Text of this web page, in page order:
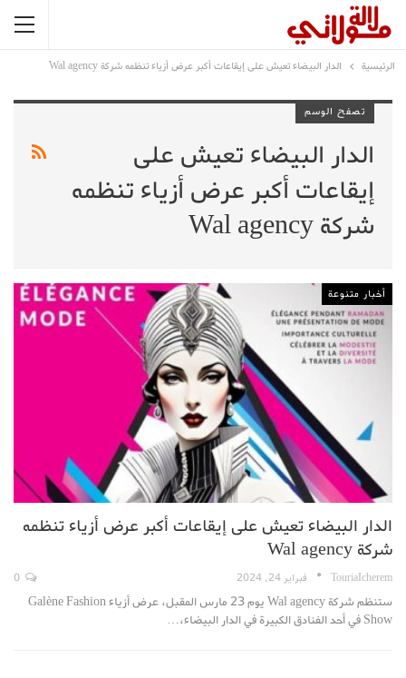
الرئيسية الدار البيضاء تعيش على إيقاعات أكبر عرض أزياء تنظمه شركة Wal agency
تصفح الوسم
الدار البيضاء تعيش على
إيقاعات أكبر عرض أزياء تنظمه
شركة Wal agency
أخبار متنوعة
الدار البيضاء تعيش على إيقاعات أكبر عرض أزياء تنظمه
شركة Wal agency
TouriaIcherem فبراير 24, 2024
ستنظم شركة Wal agency يوم 23 مارس المقبل، عرض أزياء Galène Fashion
Show في أحد الفنادق الكبيرة في الدار البيضاء،…